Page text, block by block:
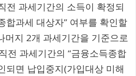
전 과세기간의 소득이 확정되
합과세 대상자” 여부를 확인할
머지 2개 과세기간을 기준으로
전 과세기간의 “금융소득종합
되면 납입중지(가입대상 미해